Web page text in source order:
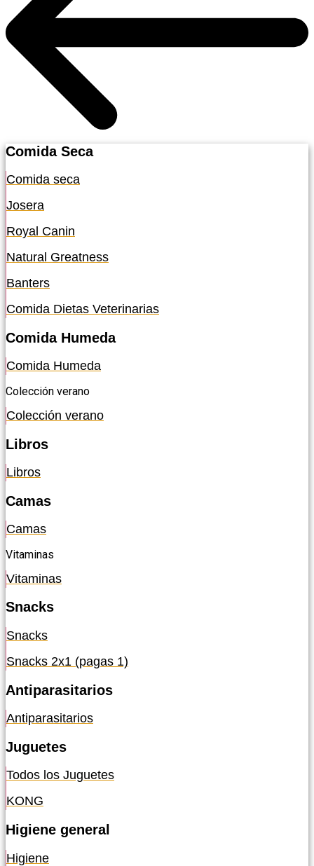
Comida Seca
Comida seca
Josera
Royal Canin
Natural Greatness
Banters
Comida Dietas Veterinarias
Comida Humeda
Comida Humeda
Colección verano
Colección verano
Libros
Libros
Camas
Camas
Vitaminas
Vitaminas
Snacks
Snacks
Snacks 2x1 (pagas 1)
Antiparasitarios
Antiparasitarios
Juguetes
Todos los Juguetes
KONG
Higiene general
Higiene